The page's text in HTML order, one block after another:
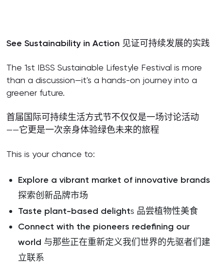
See Sustainability in Action 见证可持续发展的实践
The 1st IBSS Sustainable Lifestyle Festival is more
than a discussion—it's a hands-on journey into a
greener future.
首届国际可持续生活方式节不仅仅是一场讨论活动
——它更是一次亲身体验绿色未来的旅程
This is your chance to:
Explore a vibrant market of innovative brands
探索创新品牌市场
Taste plant-based delights 品尝植物性美食
Connect with the pioneers redefining our
world 与那些正在重新定义我们世界的先驱者们建
立联系